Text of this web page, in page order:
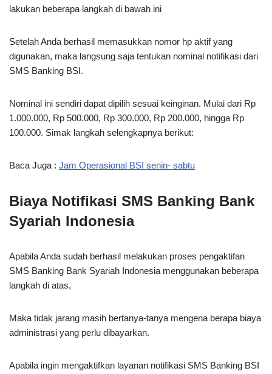
lakukan beberapa langkah di bawah ini
Setelah Anda berhasil memasukkan nomor hp aktif yang
digunakan, maka langsung saja tentukan nominal notifikasi dari
SMS Banking BSI.
Nominal ini sendiri dapat dipilih sesuai keinginan. Mulai dari Rp
1.000.000, Rp 500.000, Rp 300.000, Rp 200.000, hingga Rp
100.000. Simak langkah selengkapnya berikut:
Baca Juga : Jam Operasional BSI senin- sabtu
Biaya Notifikasi SMS Banking Bank
Syariah Indonesia
Apabila Anda sudah berhasil melakukan proses pengaktifan
SMS Banking Bank Syariah Indonesia menggunakan beberapa
langkah di atas,
Maka tidak jarang masih bertanya-tanya mengena berapa biaya
administrasi yang perlu dibayarkan.
Apabila ingin mengaktifkan layanan notifikasi SMS Banking BSI